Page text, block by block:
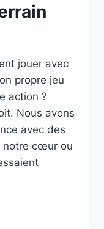
jouer avec
propre jeu
action ?
Nous avons
avec des
notre cœur ou